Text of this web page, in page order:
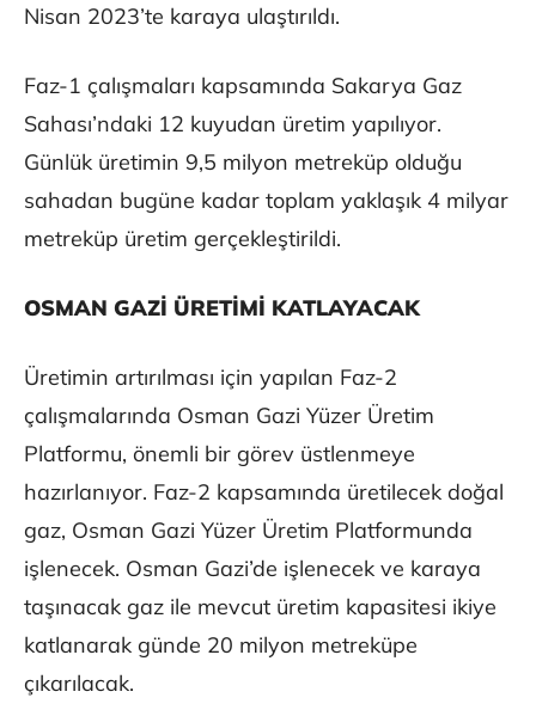
Nisan 2023’te karaya ulaştırıldı.
Faz-1 çalışmaları kapsamında Sakarya Gaz
Sahası’ndaki 12 kuyudan üretim yapılıyor.
Günlük üretimin 9,5 milyon metreküp olduğu
sahadan bugüne kadar toplam yaklaşık 4 milyar
metreküp üretim gerçekleştirildi.
OSMAN GAZİ ÜRETİMİ KATLAYACAK
Üretimin artırılması için yapılan Faz-2
çalışmalarında Osman Gazi Yüzer Üretim
Platformu, önemli bir görev üstlenmeye
hazırlanıyor. Faz-2 kapsamında üretilecek doğal
gaz, Osman Gazi Yüzer Üretim Platformunda
işlenecek. Osman Gazi’de işlenecek ve karaya
taşınacak gaz ile mevcut üretim kapasitesi ikiye
katlanarak günde 20 milyon metreküpe
çıkarılacak.